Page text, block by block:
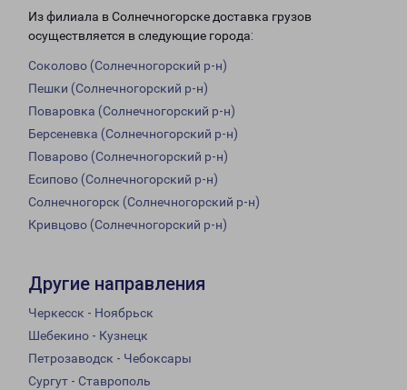
Из филиала в Солнечногорске доставка грузов
осуществляется в следующие города:
Соколово (Солнечногорский р-н)
Пешки (Солнечногорский р-н)
Поваровка (Солнечногорский р-н)
Берсеневка (Солнечногорский р-н)
Поварово (Солнечногорский р-н)
Есипово (Солнечногорский р-н)
Солнечногорск (Солнечногорский р-н)
Кривцово (Солнечногорский р-н)
Другие направления
Черкесск - Ноябрьск
Шебекино - Кузнецк
Петрозаводск - Чебоксары
Сургут - Ставрополь